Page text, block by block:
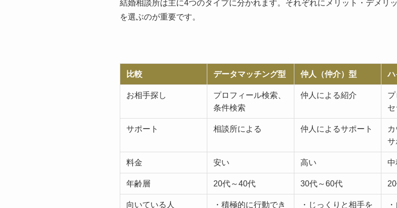
結婚相談所は主に4つのタイプに分かれます。それぞれにメリット・デメリ
を選ぶのが重要です。
比較 データマッチング型 仲人（仲介）型 ハ
お相手探し
プロフィール検索、
条件検索
仲人による紹介
サポート 相談所による 仲人によるサポート
サ
料金 安い 高い
年齢層 20代～40代 30代～60代
向いている人
・積極的に行動でき
・じっくりと相手を